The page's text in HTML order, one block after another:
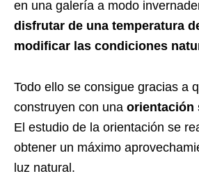
en una galería a modo
disfrutar de una temperatura
modificar las condiciones
Todo ello se consigue gracias a
construyen con una orientación
El estudio de la orientación se
obtener un máximo
luz natural.